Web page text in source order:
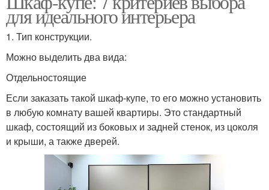
для идеального интерьера
1. Тип конструкции.
Можно выделить два вида:
Отдельностоящие
Если заказать такой шкаф-купе, то его можно установить
в любую комнату вашей квартиры. Это стандартный
шкаф, состоящий из боковых и задней стенок, из цоколя
и крыши, а также дверей.